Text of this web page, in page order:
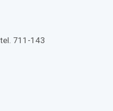
711-143